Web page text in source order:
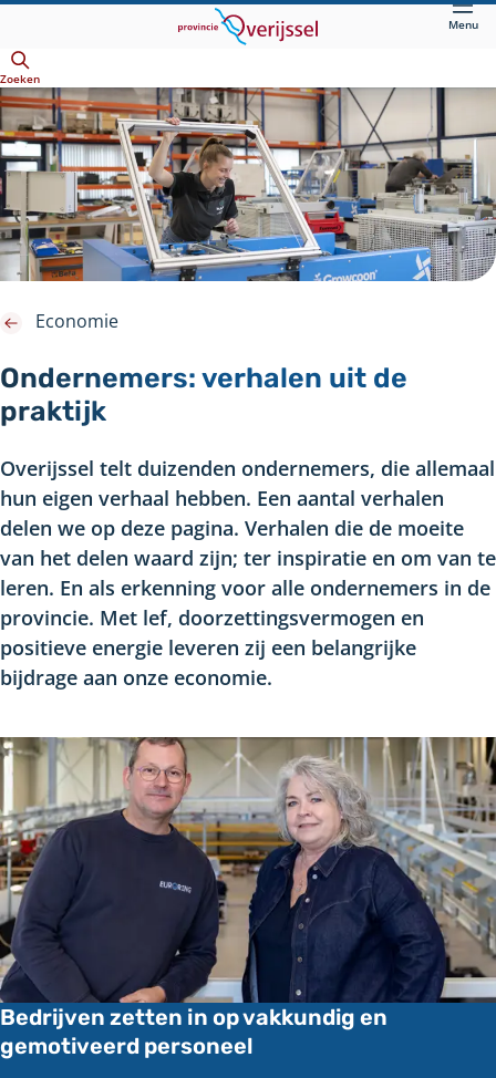
hoofdinhoud
Menu
Zoeken
Ondernemers: verhalen uit de
praktijk
Economie
Overijssel telt duizenden ondernemers, die allemaal
hun eigen verhaal hebben. Een aantal verhalen
delen we op deze pagina. Verhalen die de moeite
van het delen waard zijn; ter inspiratie en om van te
leren. En als erkenning voor alle ondernemers in de
provincie. Met lef, doorzettingsvermogen en
positieve energie leveren zij een belangrijke
bijdrage aan onze economie.
Bedrijven zetten in op vakkundig en
gemotiveerd personeel